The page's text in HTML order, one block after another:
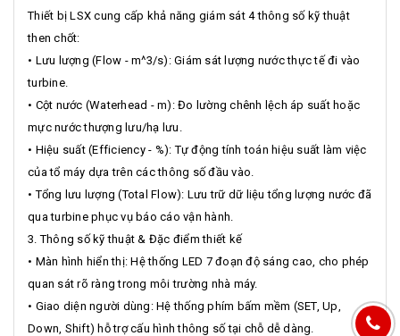
Thiết bị LSX cung cấp khả năng giám sát 4 thông số kỹ thuật
then chốt:
• Lưu lượng (Flow - m^3/s): Giám sát lượng nước thực tế đi vào
turbine.
• Cột nước (Waterhead - m): Đo lường chênh lệch áp suất hoặc
mực nước thượng lưu/hạ lưu.
• Hiệu suất (Efficiency - %): Tự động tính toán hiệu suất làm việc
của tổ máy dựa trên các thông số đầu vào.
• Tổng lưu lượng (Total Flow): Lưu trữ dữ liệu tổng lượng nước đã
qua turbine phục vụ báo cáo vận hành.
3. Thông số kỹ thuật & Đặc điểm thiết kế
• Màn hình hiển thị: Hệ thống LED 7 đoạn độ sáng cao, cho phép
quan sát rõ ràng trong môi trường nhà máy.
• Giao diện người dùng: Hệ thống phím bấm mềm (SET, Up,
Down, Shift) hỗ trợ cấu hình thông số tại chỗ dễ dàng.